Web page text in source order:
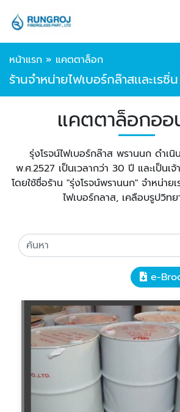
หน้าแรก » แคตตาล็อก
ร้านจำหน่ายไฟเบอร์กล๊าสเเละเรซิ่น
แคตตาล็อกออ
รุ่งโรจน์ไฟเบอร์กล๊าส พรานนก ดำเ
พ.ศ.2527 เป็นเวลากว่า 30 ปี และเป็นเ
โดยใช้ชื่อร้าน "รุ่งโรจน์พรานนก" จำหน่าย
ไฟเบอร์กลาส, เคลือบรูปวิท
e-